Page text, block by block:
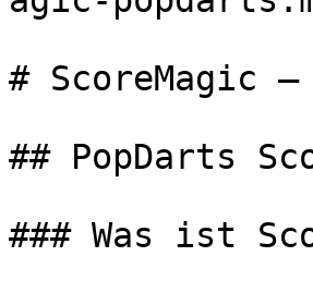
# ScoreMagic –
## PopDarts
### Was ist